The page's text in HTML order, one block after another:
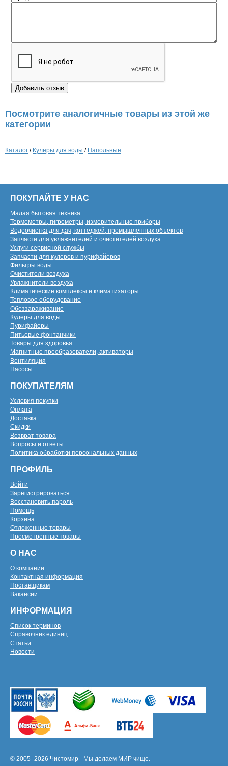
Посмотрите аналогичные товары из этой же
категории
Каталог / Кулеры для воды / Напольные
ПОКУПАЙТЕ У НАС
Малая бытовая техника
Термометры, гигрометры, измерительные приборы
Водоочистка для дач, коттеджей, промышленных объектов
Запчасти для увлажнителей и очистителей воздуха
Услуги сервисной службы
Запчасти для кулеров и пурифайеров
Фильтры воды
Очистители воздуха
Увлажнители воздуха
Климатические комплексы и климатизаторы
Тепловое оборудование
Обеззараживание
Кулеры для воды
Пурифайеры
Питьевые фонтанчики
Товары для здоровья
Магнитные преобразователи, активаторы
Вентиляция
Насосы
ПОКУПАТЕЛЯМ
Условия покупки
Оплата
Доставка
Скидки
Возврат товара
Вопросы и ответы
Политика обработки персональных данных
ПРОФИЛЬ
Войти
Зарегистрироваться
Восстановить пароль
Помощь
Корзина
Отложенные товары
Просмотренные товары
О НАС
О компании
Контактная информация
Поставщикам
Вакансии
ИНФОРМАЦИЯ
Список терминов
Справочник единиц
Статьи
Новости
© 2005–2026 Чистомир - Мы делаем МИР чище.